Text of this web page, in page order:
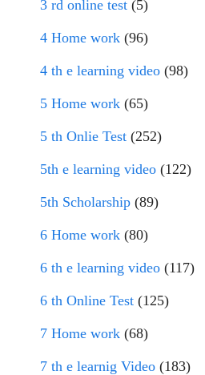
3 rd online test (5)
4 Home work (96)
4 th e learning video (98)
5 Home work (65)
5 th Onlie Test (252)
5th e learning video (122)
5th Scholarship (89)
6 Home work (80)
6 th e learning video (117)
6 th Online Test (125)
7 Home work (68)
7 th e learnig Video (183)